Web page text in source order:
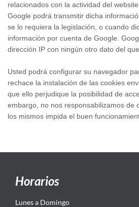
relacionados con la actividad del
Google podrá transmitir dicha
se lo requiera la legislación, o cuando
información por cuenta de Google.
dirección IP con ningún otro dato del
Usted podrá configurar su navegador
rechace la instalación de las cookies
que ello perjudique la posibilidad de
embargo, no nos responsabilizamos de
los mismos impida el buen
Horarios
Lunes a Domingo